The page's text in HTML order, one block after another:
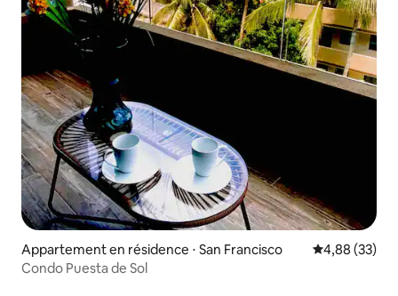
Appartement en résidence ⋅ San Francisco Évaluation
4,88 (33)
Condo Puesta de Sol